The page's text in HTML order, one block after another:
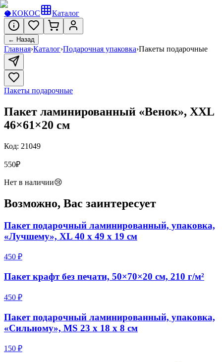
🥥КОКОС Каталог
← Назад
Главная›Каталог›Подарочная упаковка›Пакеты подарочные
Пакеты подарочные
Пакет ламинированный «Венок», XXL
46×61×20 см
Код: 21049
550₽
Нет в наличии😢
Возможно, Вас заинтересует
Пакет подарочный ламинированный, упаковка,
«Лучшему», XL 40 х 49 х 19 см
450 ₽
Пакет крафт без печати, 50×70×20 см, 210 г/м²
450 ₽
Пакет подарочный ламинированный, упаковка,
«Сильному», MS 23 х 18 х 8 см
150 ₽